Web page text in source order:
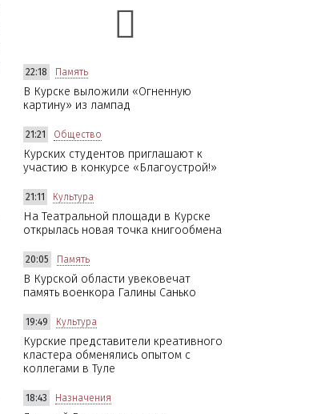
22:18 Память
В Курске выложили «Огненную
картину» из лампад
21:21 Общество
Курских студентов приглашают к
участию в конкурсе «Благоустрой!»
21:11 Культура
На Театральной площади в Курске
открылась новая точка книгообмена
20:05 Память
В Курской области увековечат
память военкора Галины Санько
19:49 Культура
Курские представители креативного
кластера обменялись опытом с
коллегами в Туле
18:43 Назначения